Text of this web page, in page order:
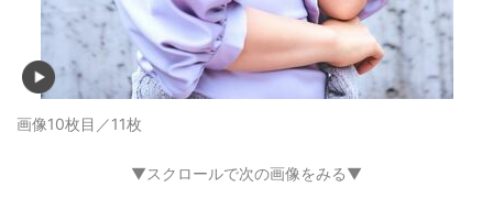
画像10枚目／11枚
▼スクロールで次の画像をみる▼